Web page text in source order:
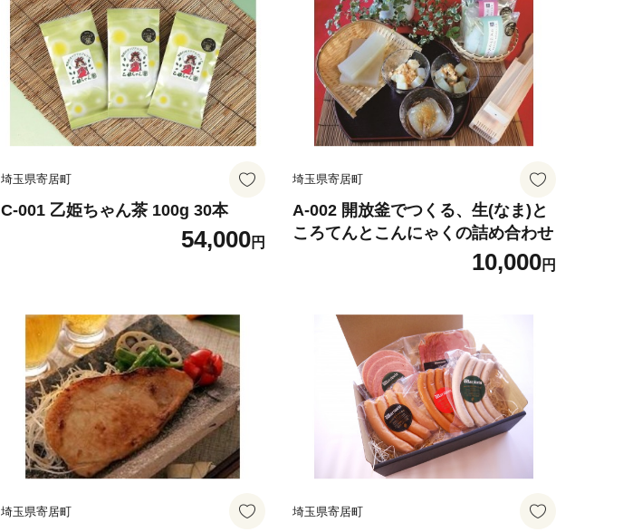
埼玉県寄居町
C-001 乙姫ちゃん茶 100g 30本
54,000円
埼玉県寄居町
A-002 開放釜でつくる、生(なま)と
ころてんとこんにゃくの詰め合わせ
10,000円
埼玉県寄居町 埼玉県寄居町